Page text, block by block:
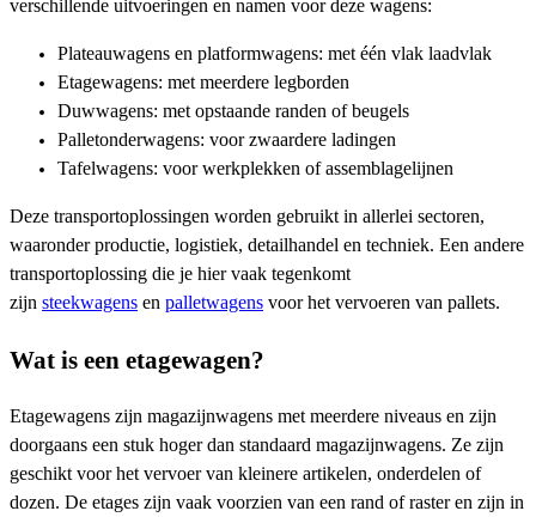
verschillende uitvoeringen en namen voor deze wagens:
Plateauwagens en platformwagens: met één vlak laadvlak
Etagewagens: met meerdere legborden
Duwwagens: met opstaande randen of beugels
Palletonderwagens: voor zwaardere ladingen
Tafelwagens: voor werkplekken of assemblagelijnen
Deze transportoplossingen worden gebruikt in allerlei sectoren,
waaronder productie, logistiek, detailhandel en techniek. Een andere
transportoplossing die je hier vaak tegenkomt
zijn steekwagens en palletwagens voor het vervoeren van pallets.
Wat is een etagewagen?
Etagewagens zijn magazijnwagens met meerdere niveaus en zijn
doorgaans een stuk hoger dan standaard magazijnwagens. Ze zijn
geschikt voor het vervoer van kleinere artikelen, onderdelen of
dozen. De etages zijn vaak voorzien van een rand of raster en zijn in